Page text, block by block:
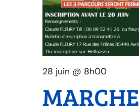
28 juin @ 8h00
MARCHE